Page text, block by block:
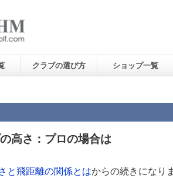
クラブの選び方 ショップ一覧
高さ：プロの場合は
と飛距離の関係とはからの続きになり